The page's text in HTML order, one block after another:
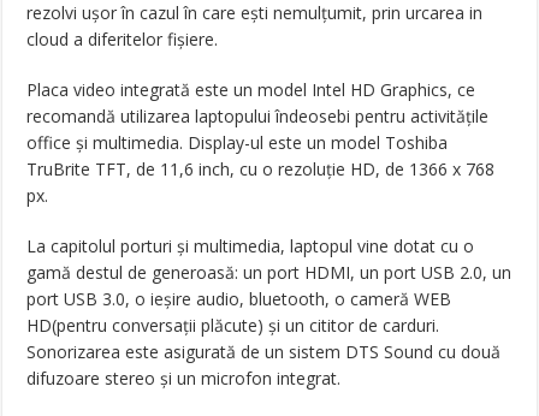
rezolvi ușor în cazul în care ești nemulțumit, prin urcarea in
cloud a diferitelor fișiere.
Placa video integrată este un model Intel HD Graphics, ce
recomandă utilizarea laptopului îndeosebi pentru activitățile
office și multimedia. Display-ul este un model Toshiba
TruBrite TFT, de 11,6 inch, cu o rezoluție HD, de 1366 x 768
px.
La capitolul porturi și multimedia, laptopul vine dotat cu o
gamă destul de generoasă: un port HDMI, un port USB 2.0, un
port USB 3.0, o ieșire audio, bluetooth, o cameră WEB
HD(pentru conversații plăcute) și un cititor de carduri.
Sonorizarea este asigurată de un sistem DTS Sound cu două
difuzoare stereo și un microfon integrat.